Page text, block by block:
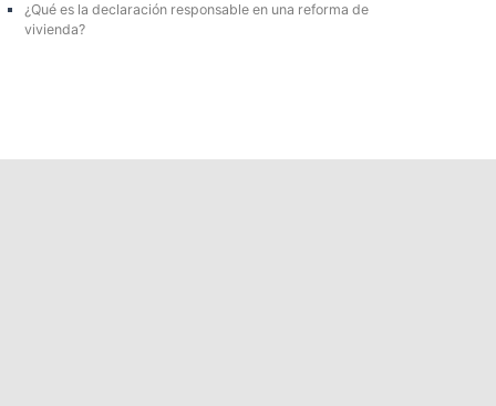
¿Qué es la declaración responsable en una reforma de
vivienda?